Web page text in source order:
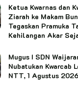
Ketua Kwarnas dan
Ziarah ke Makam
Tegaskan Pramuka
Kehilangan Akar
Mugus I SDN
Nubatukan Kwarcab
NTT, 1 Agustus 2026